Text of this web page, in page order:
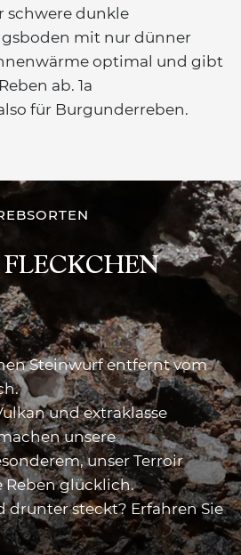
schwere dunkle
mit nur dünner
optimal und gibt
ab. 1a
für Burgunderreben.
Steinwurf entfernt vom
und extraklasse
unsere
unser Terroir
Reben glücklich.
drunter steckt? Erfahren Sie